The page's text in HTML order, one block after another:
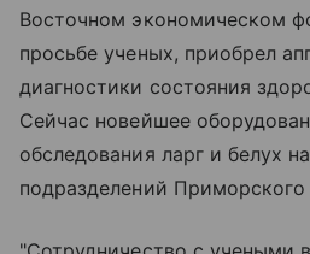
Восточном экономическом
просьбе ученых, приобрел
диагностики состояния
Сейчас новейшее
обследования ларг и белух
подразделений